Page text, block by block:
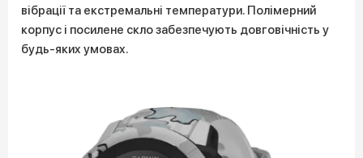
вібрації та екстремальні температури. Полімерний
корпус і посилене скло забезпечують довговічність у
будь-яких умовах.